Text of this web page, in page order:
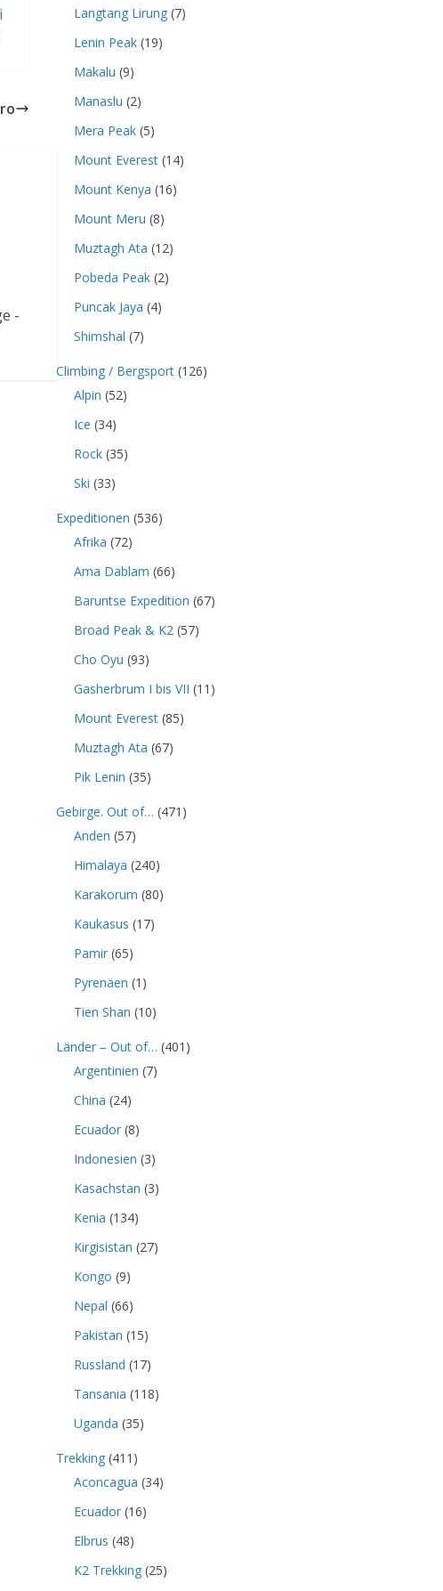
-
Langtang Lirung (7)
Lenin Peak (19)
Makalu (9)
Manaslu (2)
Mera Peak (5)
Mount Everest (14)
Mount Kenya (16)
Mount Meru (8)
Muztagh Ata (12)
Pobeda Peak (2)
Puncak Jaya (4)
Shimshal (7)
Climbing / Bergsport (126)
Alpin (52)
Ice (34)
Rock (35)
Ski (33)
Expeditionen (536)
Afrika (72)
Ama Dablam (66)
Baruntse Expedition (67)
Broad Peak & K2 (57)
Cho Oyu (93)
Gasherbrum I bis VII (11)
Mount Everest (85)
Muztagh Ata (67)
Pik Lenin (35)
Gebirge. Out of… (471)
Anden (57)
Himalaya (240)
Karakorum (80)
Kaukasus (17)
Pamir (65)
Pyrenäen (1)
Tien Shan (10)
Länder – Out of… (401)
Argentinien (7)
China (24)
Ecuador (8)
Indonesien (3)
Kasachstan (3)
Kenia (134)
Kirgisistan (27)
Kongo (9)
Nepal (66)
Pakistan (15)
Russland (17)
Tansania (118)
Uganda (35)
Trekking (411)
Aconcagua (34)
Ecuador (16)
Elbrus (48)
K2 Trekking (25)